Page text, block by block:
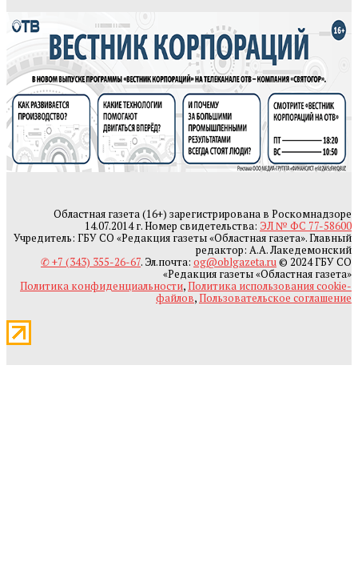
Областная газета (16+) зарегистрирована в Роскомнадзоре
14.07.2014 г. Номер свидетельства: ЭЛ № ФС 77-58600
Учредитель: ГБУ СО «Редакция газеты «Областная газета». Главный
редактор: А.А. Лакедемонский
✆ +7 (343) 355-26-67. Эл.почта: og@oblgazeta.ru© 2024 ГБУ СО
«Редакция газеты «Областная газета»
Политика конфиденциальности,Политика использования cookie-
файлов,Пользовательское соглашение